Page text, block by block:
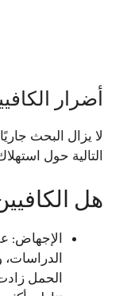
أضرار
لا يزال البحث
التالية حول
هل
الإجهاض: